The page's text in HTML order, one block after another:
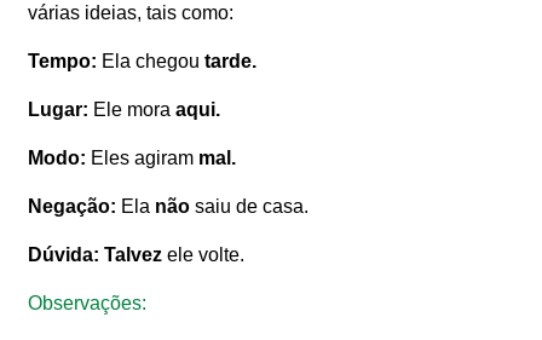
várias ideias, tais como:
Tempo: Ela chegou tarde.
Lugar: Ele mora aqui.
Modo: Eles agiram mal .
Negação: Ela não saiu de casa.
Dúvida: Talvez ele volte.
Observações: